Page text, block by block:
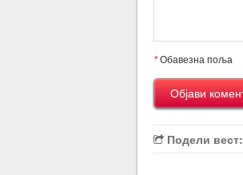
*Обавезна поља
Подели вест: